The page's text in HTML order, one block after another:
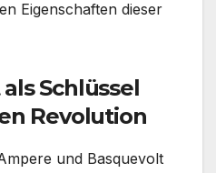
Eigenschaften dieser
Schlüssel
Revolution
und Basquevolt